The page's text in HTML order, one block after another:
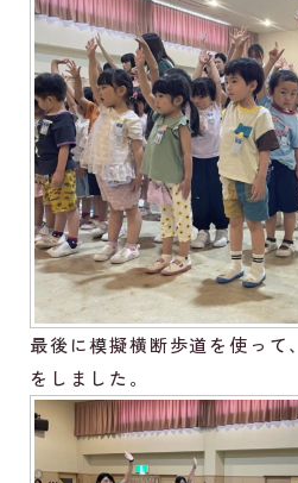
最後に模擬横断歩道を使って
をしました。